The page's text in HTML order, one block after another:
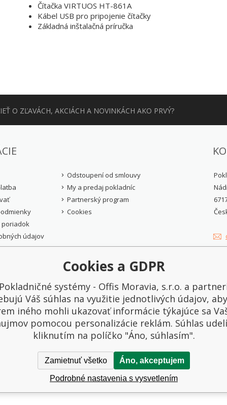
Čítačka VIRTUOS HT-861A
Kábel USB pro pripojenie čítačky
Základná inštalačná príručka
O ZĽAVÁCH, AKCIÁCH A NOVINKÁCH AKO PRVÝ?
poriadok
údajov
Odstoupení od smlouvy
My a predaj pokladníc
Partnerský program
Cookies
s.r.o. . Všetky práva vyhradené.
"Vďaka pokladničnému systému
Predajňa SQL napojenému na
Money sa nám zvýšila efektivita
práce. Systém je veľmi rýchly a
vďaka konceptom sa zjednodušila
Martina B., Bratislava
"Super
presne
ZOBRAZIŤ ĎALŠIE REFERENCIE
Cookies a GDPR
Pokladničné systémy - Offis Moravia, s.r.o. a
Váš súhlas na využitie jednotlivých údajov,
iného mohli ukazovať informácie týkajúce sa
pomocou personalizácie reklám. Súhlas
kliknutím na políčko "Áno, súhlasím".
Zamietnuť všetko Áno, akceptujem
Podrobné nastavenia s vysvetlením